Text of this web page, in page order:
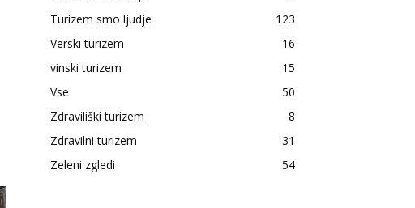
Turizem smo ljudje
123
Verski turizem
16
vinski turizem
15
Vse
50
Zdraviliški turizem
8
Zdravilni turizem
31
Zeleni zgledi
54